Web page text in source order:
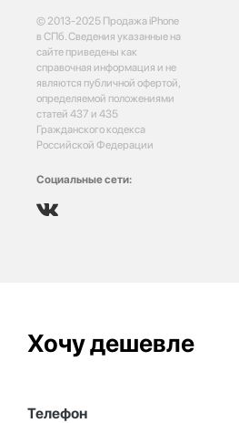
© 2013-2025 Продажа iPhone
в СПб. Сведения указанные на
сайте приведены как
справочная информация и не
являются публичной офертой,
определяемой положениями
статей 437 и 435
Гражданского кодекса
Российской Федерации
Социальные сети:
Хочу дешевле
Телефон